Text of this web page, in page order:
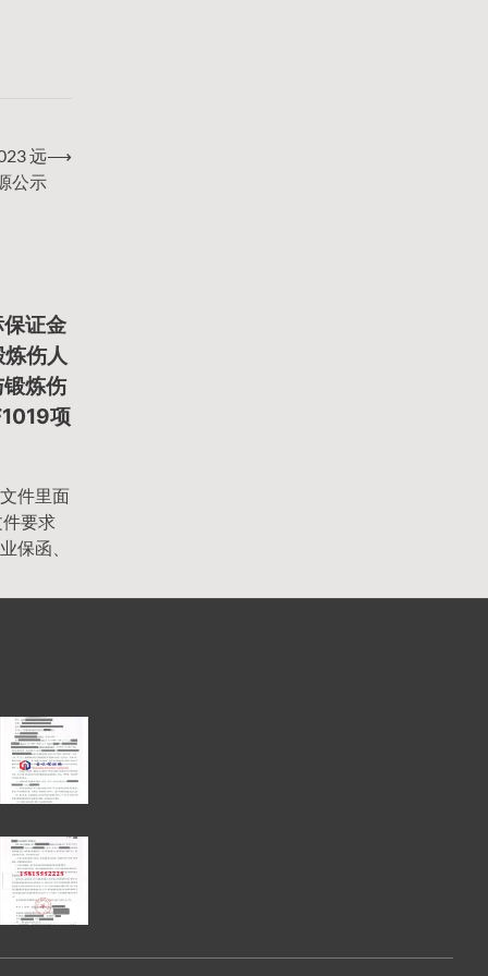
远
公示
⟶
证金
伤人
炼伤
项
件里面
要求
保函、